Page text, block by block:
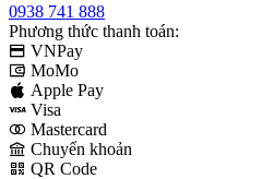
0938 741 888
Phương thức thanh toán:
VNPay
MoMo
Apple Pay
Visa
Mastercard
Chuyển khoản
QR Code